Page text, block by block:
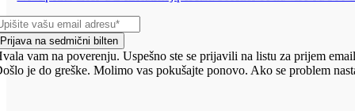
Prijava na sedmični bilten
vam na poverenju. Uspešno ste se prijavili na listu za prijem
je do greške. Molimo vas pokušajte ponovo. Ako se problem